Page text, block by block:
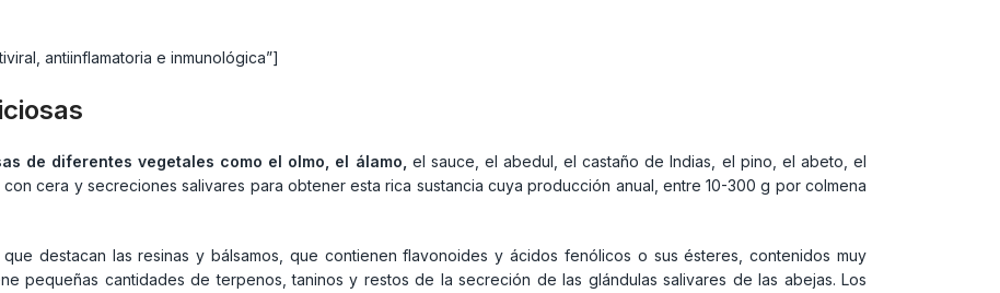
antiinflamatoria e inmunológica”]
de diferentes vegetales como el olmo, el álamo, el sauce, el abedul, el castaño de Indias, el pino, el abeto, el
cera y secreciones salivares para obtener esta rica sustancia cuya producción anual, entre 10-300 g por colmena
destacan las resinas y bálsamos, que contienen flavonoides y ácidos fenólicos o sus ésteres, contenidos muy
pequeñas cantidades de terpenos, taninos y restos de la secreción de las glándulas salivares de las abejas. Los